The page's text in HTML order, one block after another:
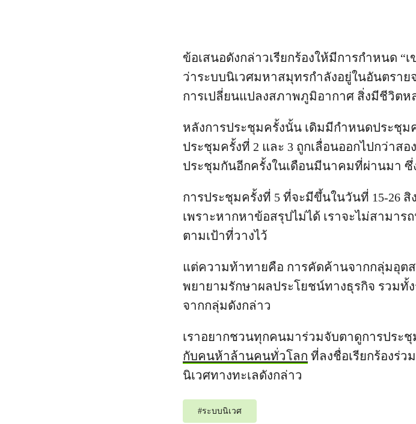
ข้อเสนอดังกล่าวเรียกร้องให้มีการกำหนด “
ว่าระบบนิเวศมหาสมุทรกำลังอยู่ในอันตรา
การเปลี่ยนแปลงสภาพภูมิอากาศ สิ่งมีชีวิต
หลังการประชุมครั้งนั้น เดิมมีกำหนดประชุม
ประชุมครั้งที่ 2 และ 3 ถูกเลื่อนออกไปกว่าส
ประชุมกันอีกครั้งในเดือนมีนาคมที่ผ่านมา ซึ่
การประชุมครั้งที่ 5 ที่จะมีขึ้นในวันที่ 15-26
เพราะหากหาข้อสรุปไม่ได้ เราจะไม่สามาร
ตามเป้าที่วางไว้
แต่ความท้าทายคือ การคัดค้านจากกลุ่มอุตส
พยายามรักษาผลประโยชน์ทางธุรกิจ รวมทั้
จากกลุ่มดังกล่าว
เราอยากชวนทุกคนมาร่วมจับตาดูการประ
กับคนห้าล้านคนทั่วโลก ที่ลงชื่อเรียกร้องร่ว
นิเวศทางทะเลดังกล่าว
#ระบบนิเวศ